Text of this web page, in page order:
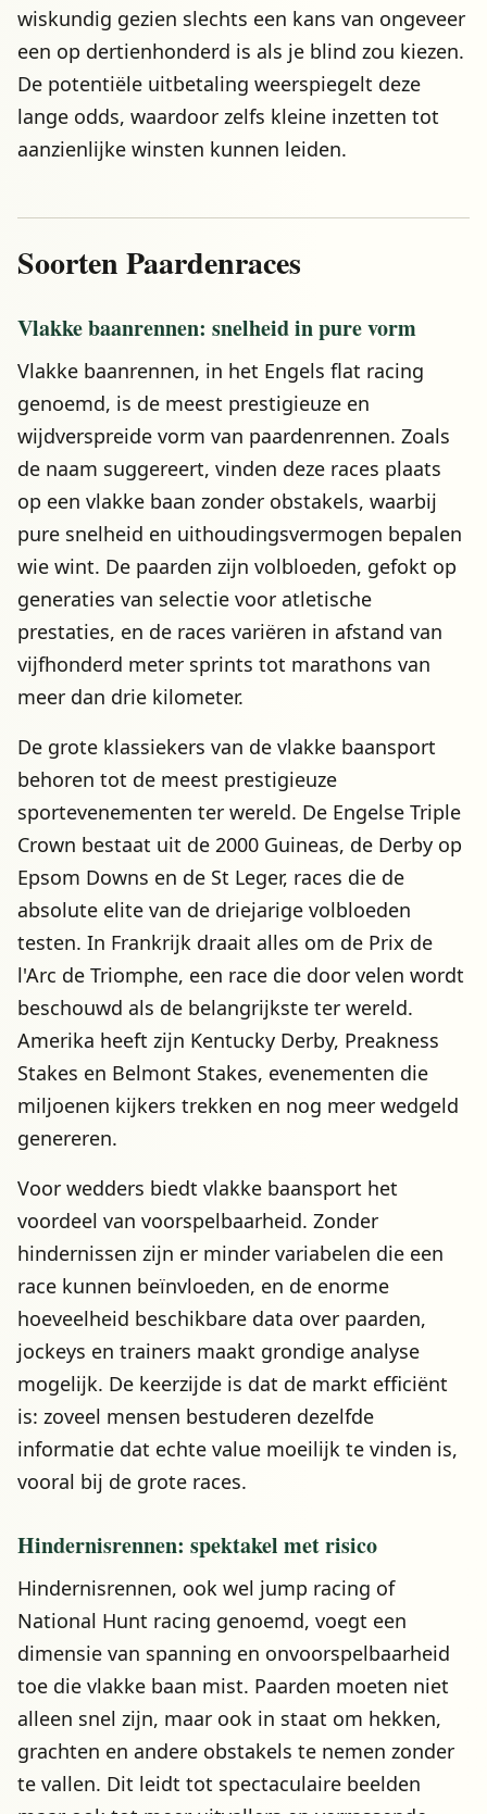
wiskundig gezien slechts een kans van ongeveer
een op dertienhonderd is als je blind zou kiezen.
De potentiële uitbetaling weerspiegelt deze
lange odds, waardoor zelfs kleine inzetten tot
aanzienlijke winsten kunnen leiden.
Soorten Paardenraces
Vlakke baanrennen: snelheid in pure vorm
Vlakke baanrennen, in het Engels flat racing
genoemd, is de meest prestigieuze en
wijdverspreide vorm van paardenrennen. Zoals
de naam suggereert, vinden deze races plaats
op een vlakke baan zonder obstakels, waarbij
pure snelheid en uithoudingsvermogen bepalen
wie wint. De paarden zijn volbloeden, gefokt op
generaties van selectie voor atletische
prestaties, en de races variëren in afstand van
vijfhonderd meter sprints tot marathons van
meer dan drie kilometer.
De grote klassiekers van de vlakke baansport
behoren tot de meest prestigieuze
sportevenementen ter wereld. De Engelse Triple
Crown bestaat uit de 2000 Guineas, de Derby op
Epsom Downs en de St Leger, races die de
absolute elite van de driejarige volbloeden
testen. In Frankrijk draait alles om de Prix de
l'Arc de Triomphe, een race die door velen wordt
beschouwd als de belangrijkste ter wereld.
Amerika heeft zijn Kentucky Derby, Preakness
Stakes en Belmont Stakes, evenementen die
miljoenen kijkers trekken en nog meer wedgeld
genereren.
Voor wedders biedt vlakke baansport het
voordeel van voorspelbaarheid. Zonder
hindernissen zijn er minder variabelen die een
race kunnen beïnvloeden, en de enorme
hoeveelheid beschikbare data over paarden,
jockeys en trainers maakt grondige analyse
mogelijk. De keerzijde is dat de markt efficiënt
is: zoveel mensen bestuderen dezelfde
informatie dat echte value moeilijk te vinden is,
vooral bij de grote races.
Hindernisrennen: spektakel met risico
Hindernisrennen, ook wel jump racing of
National Hunt racing genoemd, voegt een
dimensie van spanning en onvoorspelbaarheid
toe die vlakke baan mist. Paarden moeten niet
alleen snel zijn, maar ook in staat om hekken,
grachten en andere obstakels te nemen zonder
te vallen. Dit leidt tot spectaculaire beelden